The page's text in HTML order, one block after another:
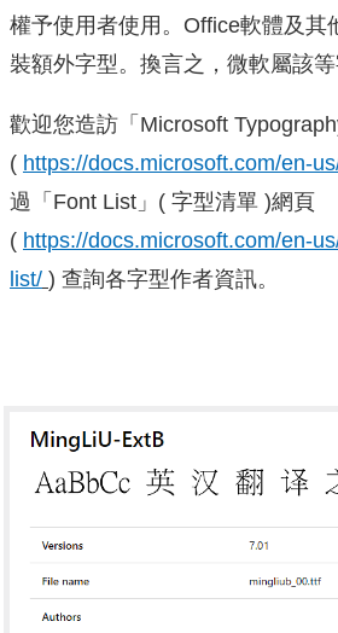
權予使用者使用。Office軟體及其
裝額外字型。換言之，微軟屬該等
歡迎您造訪「Microsoft
( https://docs.microsoft.com/en-
過「Font List」( 字型清單 )網頁
( https://docs.microsoft.com/en-
list/ ) 查詢各字型作者資訊。